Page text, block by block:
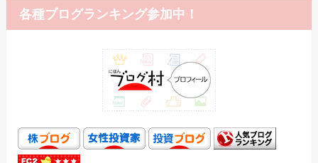
各種ブログランキング参加中！